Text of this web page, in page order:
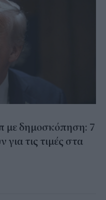
με δημοσκόπηση: 7
για τις τιμές στα